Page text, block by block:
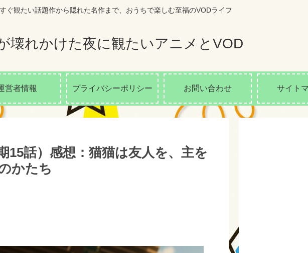
ぐ観たい話題作から隠れた名作まで、おうちで楽しむ至福のVODライフ
壊れかけた夜に観たいアニメとVOD
営者情報 プライバシーポリシー お問い合わせ サイト
15話）感想：猫猫は友人を、主を
かたち